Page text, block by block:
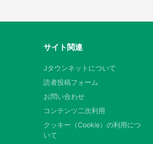
サイト関連
Jタウンネットについて
読者投稿フォーム
お問い合わせ
コンテンツ二次利用
クッキー（Cookie）の利用につ
いて